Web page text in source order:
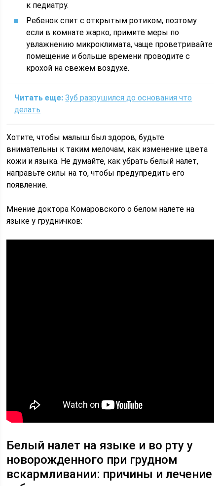
к педиатру.
Ребенок спит с открытым ротиком, поэтому
если в комнате жарко, примите меры по
увлажнению микроклимата, чаще проветривайте
помещение и больше времени проводите с
крохой на свежем воздухе.
Читать еще: Зуб разрушился до основания что
делать
Хотите, чтобы малыш был здоров, будьте
внимательны к таким мелочам, как изменение цвета
кожи и языка. Не думайте, как убрать белый налет,
направьте силы на то, чтобы предупредить его
появление.
Мнение доктора Комаровского о белом налете на
языке у грудничков:
Белый налет на языке и во рту у
новорожденного при грудном
вскармливании: причины и лечение